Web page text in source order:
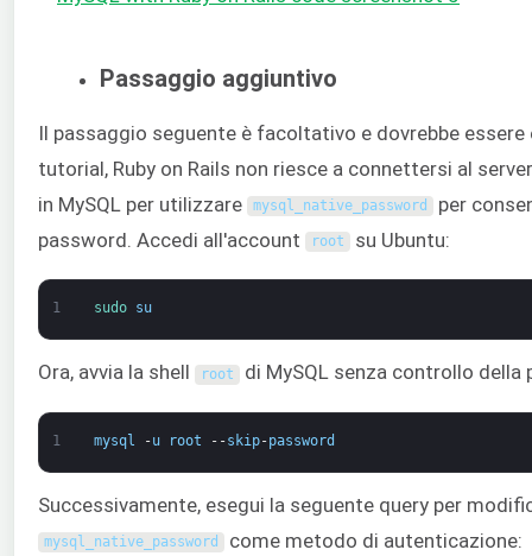
Passaggio aggiuntivo
Il passaggio seguente è facoltativo e dovrebbe
tutorial, Ruby on Rails non riesce a connettersi al
in MySQL per utilizzare
mysql_native_password per
password. Accedi all'account
root su Ubuntu:
1 sudo su
Ora, avvia la shell root di MySQL senza controllo della
1 mysql -u root --skip-password
Successivamente, esegui la seguente query per
mysql_native_password come metodo di autenticazione: